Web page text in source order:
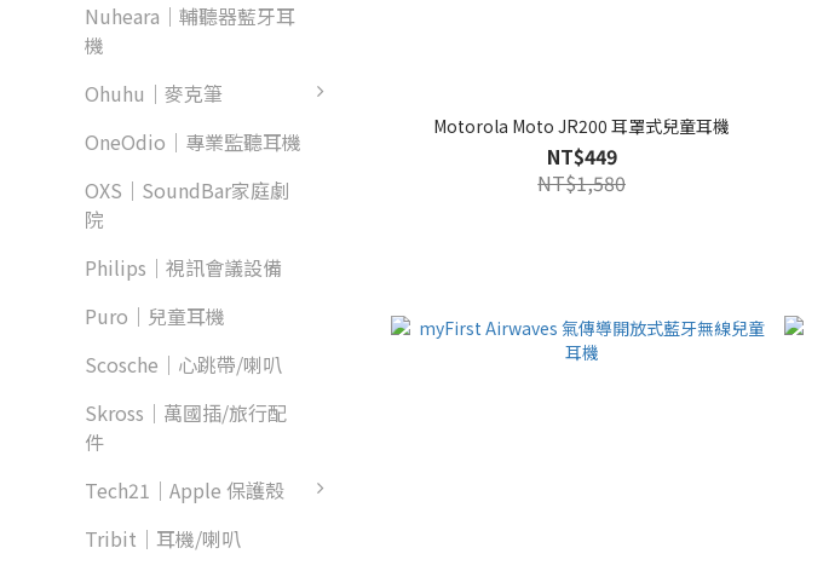
Nuheara｜輔聽器藍牙耳
機
Ohuhu｜麥克筆
OneOdio｜專業監聽耳機
OXS｜SoundBar家庭劇
院
Philips｜視訊會議設備
Puro｜兒童耳機
Scosche｜心跳帶/喇叭
Skross｜萬國插/旅行配
件
Tech21｜Apple 保護殼
Tribit｜耳機/喇叭
Motorola Moto JR200 耳罩式兒童耳機
NT$449
NT$1,580